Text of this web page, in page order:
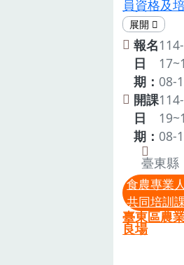
並親自至系
取消報名
利候補及
行政安排
八、課程
容：(一)請
必全程參與
程，並於結
後核予在
訓時數3小
時。(二)依
農業部食農
研發與應用
程」全程
結訓者，
於「食農
專業人員
申請系統
予3小時時
數，全日參
者核予6小
時。六、
日期：即
至115年8
日(星期日)
單位將於7
日(星期五)前
完成甄選
電子郵件
錄取通知，
取學員請
訓日準時報
到，並全程
與課程。若
法參與，
7月7日(星
二)15：00
通知本場(
員資格及
辦法第三條
第五條規
申請認可
食農教育專
人員，除
備各條所
格外，並應
申請日前二
內，參與中
主管機關
之食農教
業人員相
報名
日
期： 08-
開課
日
期： 08-
臺東縣
食農專業
共同培訓
臺東區農
良場